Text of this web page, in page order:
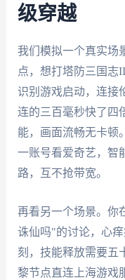
级穿越
我们模拟一个真实场
点，想打塔防三国志
识别游戏启动，连接
连的三百毫秒快了四
能，画面流畅无卡顿
一账号看爱奇艺，智
路，互不抢带宽。
再看另一个场景。你
诛仙吗"的讨论，心
刻，技能释放需要五
黎节点直连上海游戏